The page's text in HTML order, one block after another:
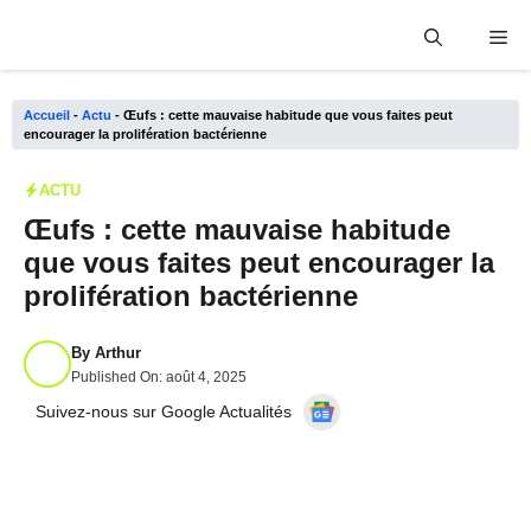
Accueil - Actu - Œufs : cette mauvaise habitude que vous faites peut
encourager la prolifération bactérienne
ACTU
Œufs : cette mauvaise habitude
que vous faites peut encourager la
prolifération bactérienne
By Arthur
Published On: août 4, 2025
Suivez-nous sur Google Actualités